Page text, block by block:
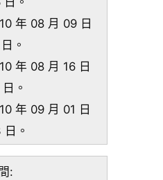
年 08 月 09 日
。
年 08 月 16 日
。
年 09 月 01 日
。
: